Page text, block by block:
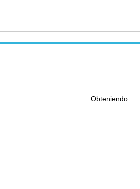
Obteniendo...